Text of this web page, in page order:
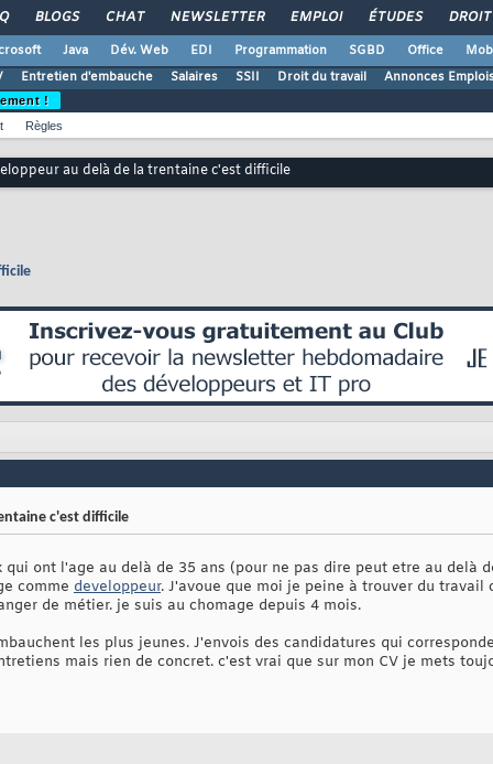
BLOGS CHAT NEWSLETTER EMPLOI ÉTUDES DROIT
Java Dév. Web EDI Programmation SGBD Office
Entretien d'embauche Salaires SSII Droit du travail Annonces
!
Règles
au delà de la trentaine c'est difficile
c'est difficile
ont l'age au delà de 35 ans (pour ne pas dire peut etre au delà
comme developpeur. J'avoue que moi je peine à trouver du
de métier. je suis au chomage depuis 4 mois.
les plus jeunes. J'envois des candidatures qui
mais rien de concret. c'est vrai que sur mon CV je mets